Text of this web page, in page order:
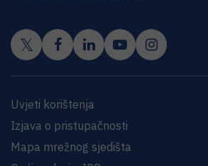
Uvjeti korištenja
Izjava o pristupačnosti
Mapa mrežnog sjedišta